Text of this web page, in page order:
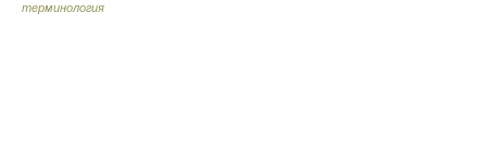
терминология